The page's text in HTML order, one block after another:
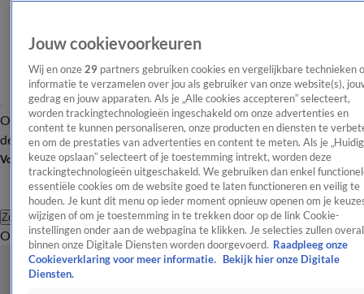
OverzichtAfleveringen Entertainment TV Algemeen
Tip
de redactieNieuwsbrief
Volg Shownieuws
Zoeken
OverzichtEntertainmentSpraakmakendRealityCrimeVideo's
Jouw cookievoorkeuren
Wij en onze 29 partners gebruiken cookies en vergelijkbare technieken
informatie te verzamelen over jou als gebruiker van onze website(s),
gedrag en jouw apparaten. Als je „Alle cookies accepteren” selecteert,
worden trackingtechnologieën ingeschakeld om onze advertenties en
content te kunnen personaliseren, onze producten en diensten te
en om de prestaties van advertenties en content te meten. Als je
keuze opslaan” selecteert of je toestemming intrekt, worden deze
trackingtechnologieën uitgeschakeld. We gebruiken dan enkel
essentiële cookies om de website goed te laten functioneren en veilig te
houden. Je kunt dit menu op ieder moment opnieuw openen om je
wijzigen of om je toestemming in te trekken door op de link Cookie-
instellingen onder aan de webpagina te klikken. Je selecties zullen overal
binnen onze Digitale Diensten worden doorgevoerd. Raadpleeg onze
Cookieverklaring voor meer informatie.
Bekijk hier onze Digitale
Diensten.